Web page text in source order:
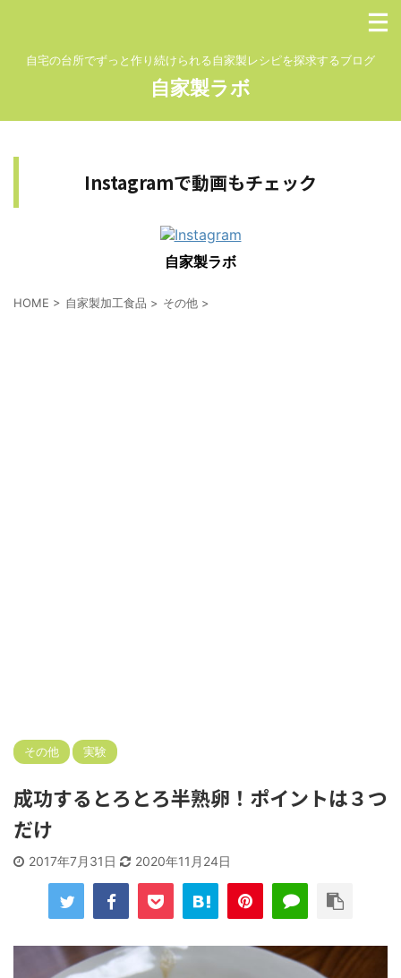
自宅の台所でずっと作り続けられる自家製レシピを探求するブログ
自家製ラボ
Instagramで動画もチェック
自家製ラボ
HOME > 自家製加工食品 > その他 >
その他 実験
成功するとろとろ半熟卵！ポイントは３つ
だけ
2017年7月31日 2020年11月24日